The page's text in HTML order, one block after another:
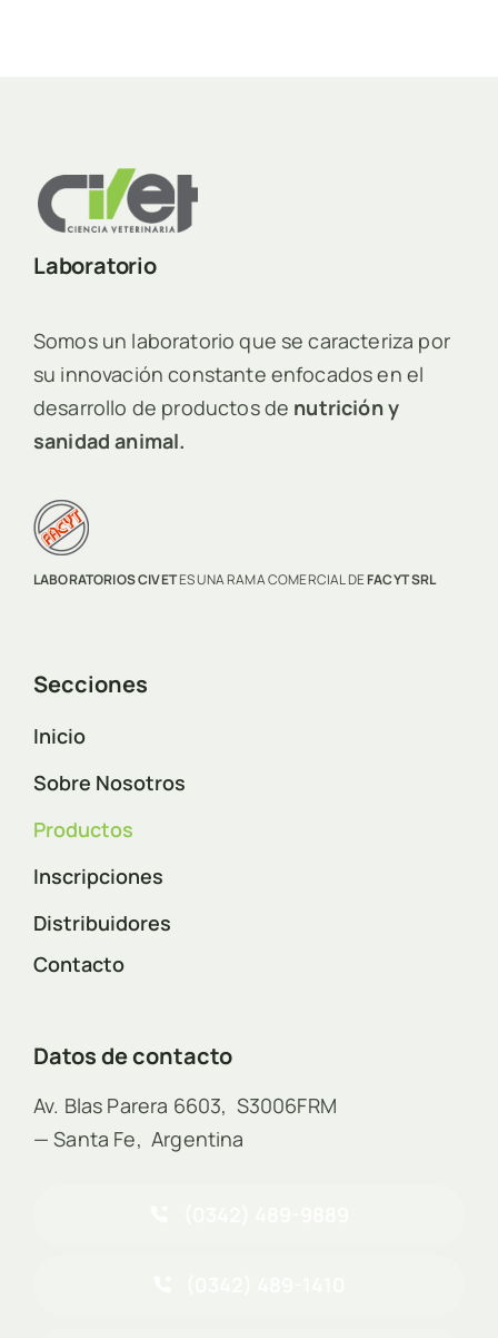
Laboratorio
Somos un laboratorio que se caracteriza por
su innovación constante enfocados en el
desarrollo de productos de nutrición y
sanidad animal.
LABORATORIOS CIVETES UNA RAMA COMERCIAL DEFACYT SRL
Secciones
Inicio
Sobre Nosotros
Productos
Inscripciones
Distribuidores
Contacto
Datos de contacto
Av. Blas Parera 6603, S3006FRM
— Santa Fe, Argentina